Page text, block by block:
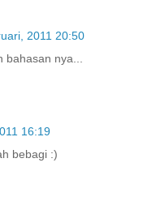
2011 20:50
nya...
16:19
bebagi :)